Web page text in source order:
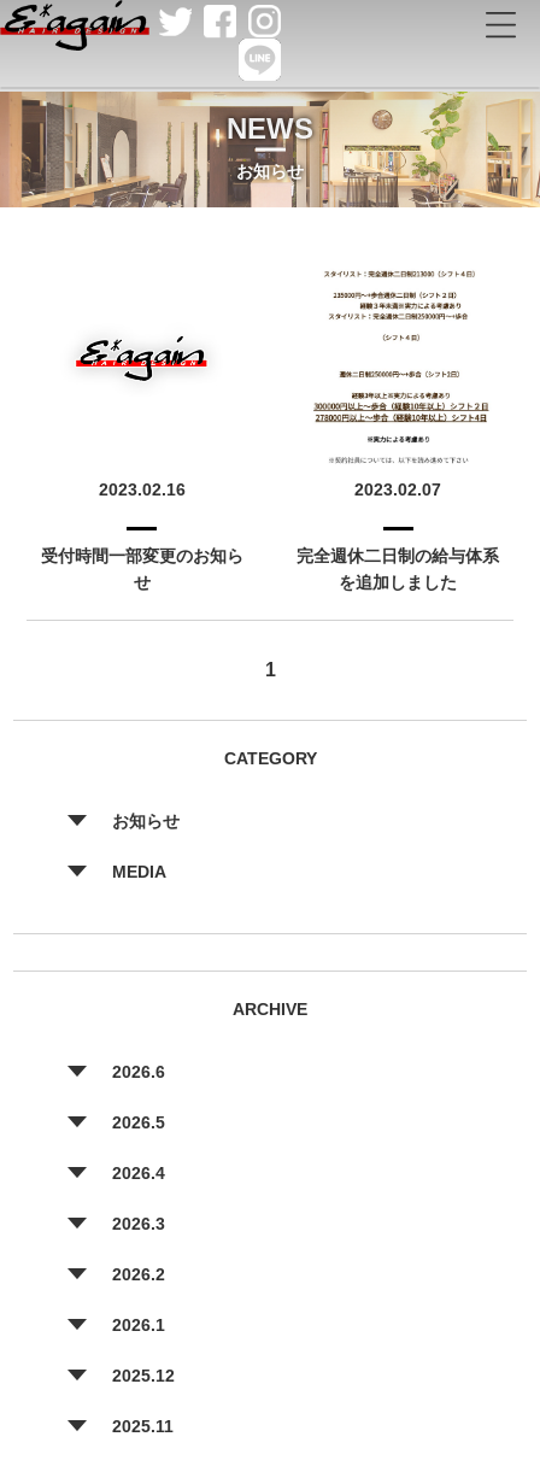
NEWS
お知らせ
2023.02.16
受付時間一部変更のお知ら
せ
2023.02.07
完全週休二日制の給与体系
を追加しました
1
CATEGORY
お知らせ
MEDIA
ARCHIVE
2026.6
2026.5
2026.4
2026.3
2026.2
2026.1
2025.12
2025.11